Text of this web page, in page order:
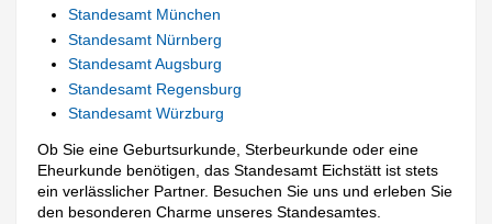
Standesamt München
Standesamt Nürnberg
Standesamt Augsburg
Standesamt Regensburg
Standesamt Würzburg
Ob Sie eine Geburtsurkunde, Sterbeurkunde oder eine
Eheurkunde benötigen, das Standesamt Eichstätt ist stets
ein verlässlicher Partner. Besuchen Sie uns und erleben Sie
den besonderen Charme unseres Standesamtes.